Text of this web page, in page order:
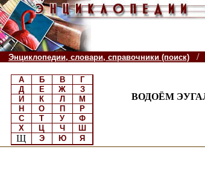
Энциклопедии, словари, справочники (поиск) /
А Б В
Г
Д
Е Ж
З
И
К Л
М
Н
О П
Р
С
Т У
Ф
Х
Ц Ч Ш
Щ Э Ю Я
ВОДОЁМ